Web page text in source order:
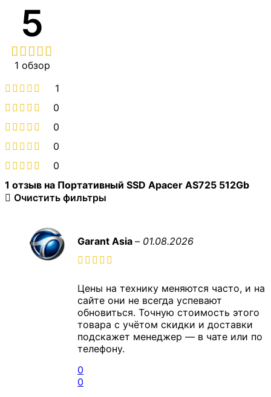
5
1 обзор
1
0
0
0
0
1 отзыв на Портативный SSD Apacer AS725 512Gb
Очистить фильтры
Garant Asia – 01.08.2026
Цены на технику меняются часто, и на
сайте они не всегда успевают
обновиться. Точную стоимость этого
товара с учётом скидки и доставки
подскажет менеджер — в чате или по
телефону.
0
0